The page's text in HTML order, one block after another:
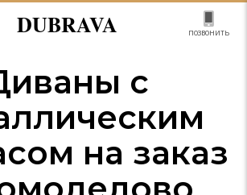
DUBRAVA позвонить
с
на заказ